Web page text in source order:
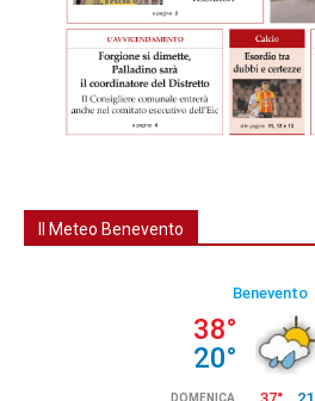
Il Meteo Benevento